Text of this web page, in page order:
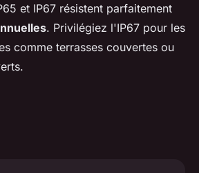
et IP67 résistent parfaitement
. Privilégiez l'IP67 pour les
comme terrasses couvertes ou